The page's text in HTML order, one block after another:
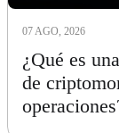
07 AGO, 2026
¿Qué es
de